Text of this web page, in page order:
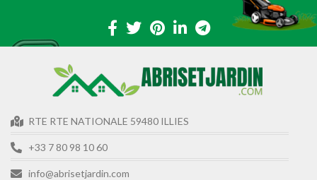
RTE RTE NATIONALE 59480 ILLIES
+33 7 80 98 10 60
info@abrisetjardin.com